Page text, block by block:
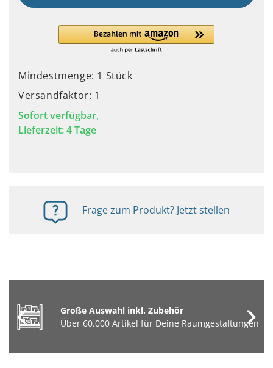
Mindestmenge: 1 Stück
Versandfaktor: 1
Sofort verfügbar,
Lieferzeit: 4 Tage
Frage zum Produkt? Jetzt stellen
Große Auswahl inkl. Zubehör
Über 60.000 Artikel für Deine Raumgestaltungen